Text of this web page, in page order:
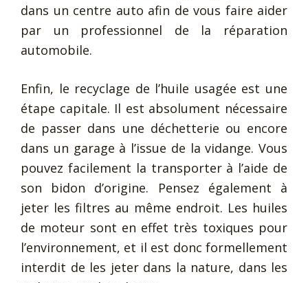
dans un centre auto afin de vous faire aider
par un professionnel de la réparation
automobile.
Enfin, le recyclage de l’huile usagée est une
étape capitale. Il est absolument nécessaire
de passer dans une déchetterie ou encore
dans un garage à l’issue de la vidange. Vous
pouvez facilement la transporter à l’aide de
son bidon d’origine. Pensez également à
jeter les filtres au même endroit. Les huiles
de moteur sont en effet très toxiques pour
l’environnement, et il est donc formellement
interdit de les jeter dans la nature, dans les